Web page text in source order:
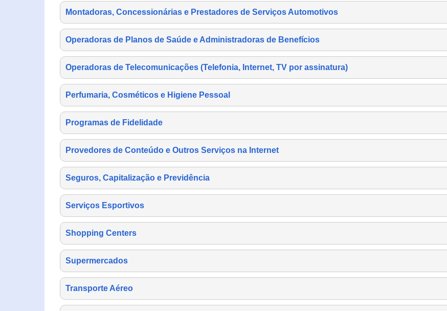
Montadoras, Concessionárias e Prestadores de Serviços Automotivos
Operadoras de Planos de Saúde e Administradoras de Benefícios
Operadoras de Telecomunicações (Telefonia, Internet, TV por assinatura)
Perfumaria, Cosméticos e Higiene Pessoal
Programas de Fidelidade
Provedores de Conteúdo e Outros Serviços na Internet
Seguros, Capitalização e Previdência
Serviços Esportivos
Shopping Centers
Supermercados
Transporte Aéreo